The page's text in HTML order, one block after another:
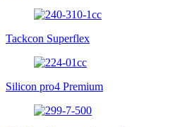
Tackcon Superflex
Silicon pro4 Premium